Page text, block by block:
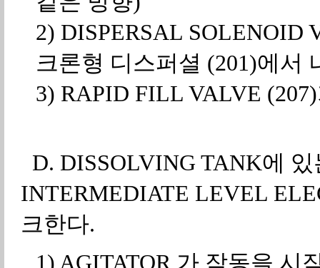
2) DISPERSAL SOLENOID
크론형 디스퍼셜 (201)에서
3) RAPID FILL VALVE
D. DISSOLVING TANK에
INTERMEDIATE LEVEL
크한다.
1) AGITATOR 가 작동을 시